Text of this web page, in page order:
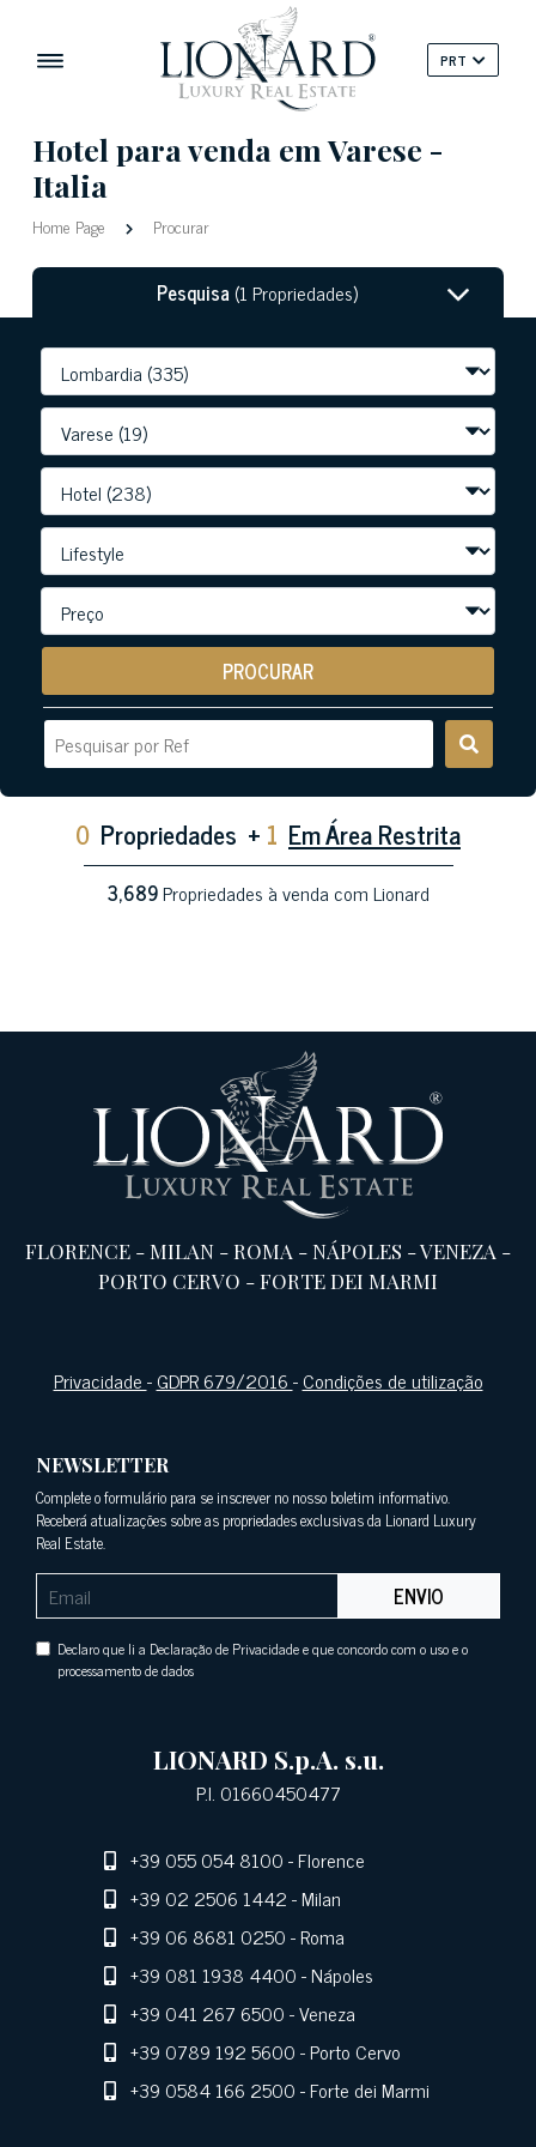
PRT
Hotel para venda em Varese -
Italia
Home Page Procurar
Pesquisa(1 Propriedades)
PROCURAR
0 Propriedades + 1 Em Área Restrita
3,689Propriedades à venda com Lionard
FLORENCE -MILAN -ROMA -NÁPOLES -VENEZA -
PORTO CERVO -FORTE DEI MARMI
Privacidade-GDPR 679/2016-Condições de utilização
NEWSLETTER
Complete o formulário para se inscrever no nosso boletim informativo.
Receberá atualizações sobre as propriedades exclusivas da Lionard Luxury
Real Estate.
ENVIO
Declaro que li a Declaração de Privacidade e que concordo com o uso e o
processamento de dados
LIONARD S.p.A. s.u.
P.I. 01660450477
+39 055 054 8100- Florence
+39 02 2506 1442- Milan
+39 06 8681 0250- Roma
+39 081 1938 4400- Nápoles
+39 041 267 6500- Veneza
+39 0789 192 5600- Porto Cervo
+39 0584 166 2500- Forte dei Marmi